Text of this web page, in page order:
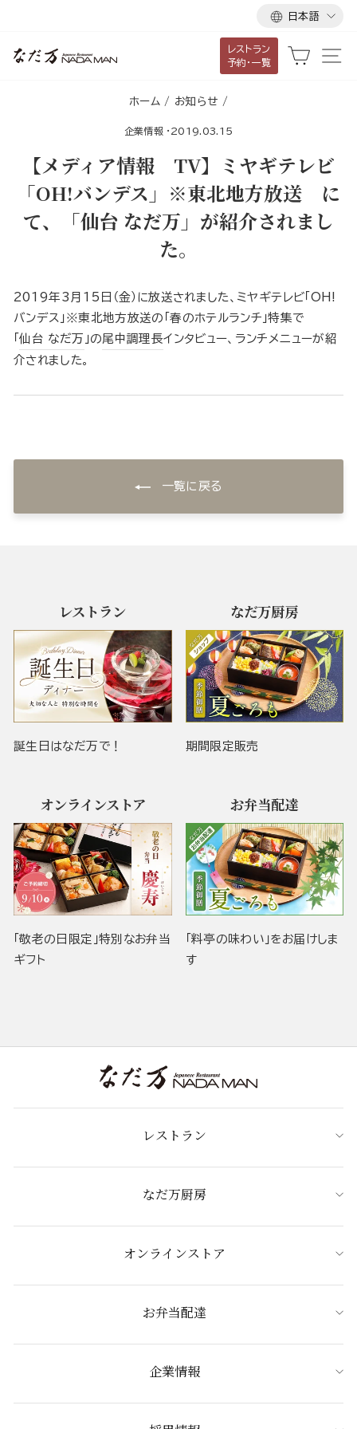
言
語
日本語
レストラン
予約・一覧
カート
ホーム / お知らせ /
企業情報 · 2019.03.15
【メディア情報 TV】ミヤギテレビ
「OH!バンデス」※東北地方放送 に
て、「仙台 なだ万」が紹介されまし
た。
2019年3月15日（金）に放送されました、ミヤギテレビ「OH!
バンデス」※東北地方放送の「春のホテルランチ」特集で
「仙台 なだ万 」の尾中調理長インタビュー、ランチメニューが紹
介されました。
一覧に戻る
レストラン
誕生日はなだ万で！
なだ万厨房
期間限定販売
オンラインストア
「敬老の日限定」特別なお弁当
ギフト
お弁当配達
「料亭の味わい」をお届けしま
す
レストラン
なだ万厨房
オンラインストア
お弁当配達
企業情報